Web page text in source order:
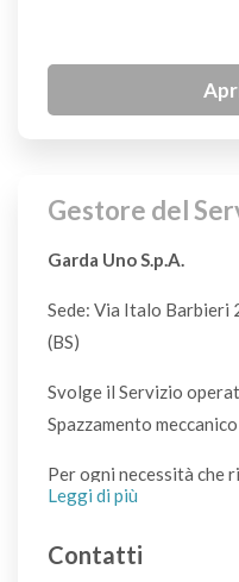
Barattoli di
Gestore del
Garda Uno S.p.A.
Sede: Via Italo Barbieri
(BS)
Svolge il Servizio
Spazzamento
Per ogni necessità che
utilizzare il sistema di
breve tempo possibile
Leggi di più
Contatti